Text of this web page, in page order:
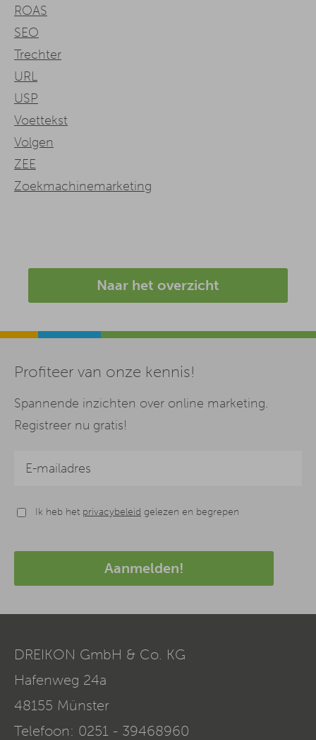
ROAS
SEO
Trechter
URL
USP
Voettekst
Volgen
ZEE
Zoekmachinemarketing
Naar het overzicht
Profiteer van onze kennis!
Spannende inzichten over online marketing.
Registreer nu gratis!
Ik heb het privacybeleid gelezen en begrepen
Aanmelden!
DREIKON GmbH & Co. KG
Hafenweg 24a
48155 Münster
Telefoon: 0251 - 39468960